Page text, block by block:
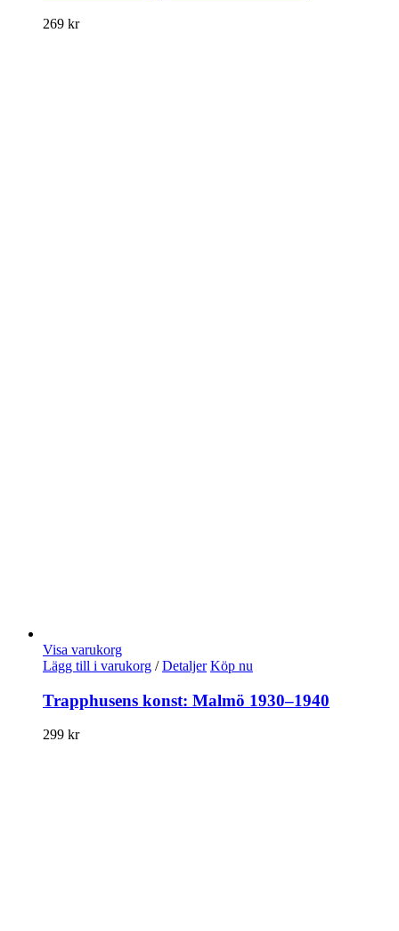
269 kr
Visa varukorg
Lägg till i varukorg / Detaljer Köp nu
Trapphusens konst: Malmö 1930–1940
299 kr